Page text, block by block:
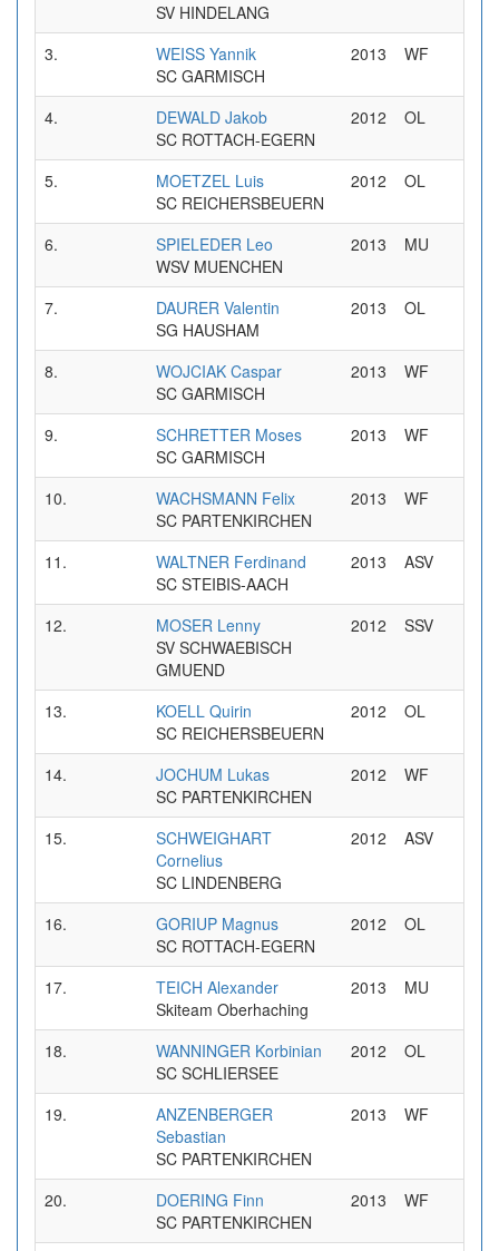
SV HINDELANG
3.
WEISS Yannik
SC GARMISCH
2013 WF
4.
DEWALD Jakob
SC ROTTACH-EGERN
2012 OL
5.
MOETZEL Luis
SC REICHERSBEUERN
2012 OL
6.
SPIELEDER Leo
WSV MUENCHEN
2013 MU
7.
DAURER Valentin
SG HAUSHAM
2013 OL
8.
WOJCIAK Caspar
SC GARMISCH
2013 WF
9.
SCHRETTER Moses
SC GARMISCH
2013 WF
10.
WACHSMANN Felix
SC PARTENKIRCHEN
2013 WF
11.
WALTNER Ferdinand
SC STEIBIS-AACH
2013 ASV
12.
MOSER Lenny
SV SCHWAEBISCH
GMUEND
2012 SSV
13.
KOELL Quirin
SC REICHERSBEUERN
2012 OL
14.
JOCHUM Lukas
SC PARTENKIRCHEN
2012 WF
15.
SCHWEIGHART
Cornelius
SC LINDENBERG
2012 ASV
16.
GORIUP Magnus
SC ROTTACH-EGERN
2012 OL
17.
TEICH Alexander
Skiteam Oberhaching
2013 MU
18.
WANNINGER Korbinian
SC SCHLIERSEE
2012 OL
19.
ANZENBERGER
Sebastian
SC PARTENKIRCHEN
2013 WF
20.
DOERING Finn
SC PARTENKIRCHEN
2013 WF